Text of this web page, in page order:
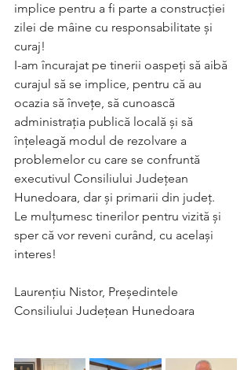
implice pentru a fi parte a construcției
zilei de mâine cu responsabilitate și
curaj!
I-am încurajat pe tinerii oaspeți să aibă
curajul să se implice, pentru că au
ocazia să învețe, să cunoască
administrația publică locală și să
înțeleagă modul de rezolvare a
problemelor cu care se confruntă
executivul Consiliului Județean
Hunedoara, dar și primarii din județ.
Le mulțumesc tinerilor pentru vizită și
sper că vor reveni curând, cu același
interes!
Laurențiu Nistor, Președintele
Consiliului Județean Hunedoara